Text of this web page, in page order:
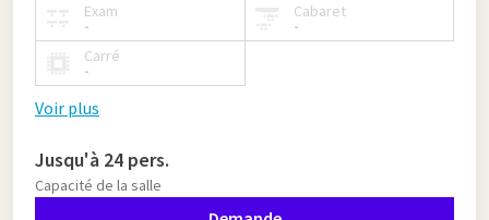
Exam
-
Cabaret
-
Carré
-
Voir plus
Jusqu'à 24 pers.
Capacité de la salle